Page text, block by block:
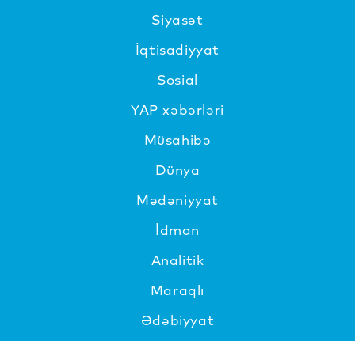
Siyasət
İqtisadiyyat
Sosial
YAP xəbərləri
Müsahibə
Dünya
Mədəniyyat
İdman
Analitik
Maraqlı
Ədəbiyyat